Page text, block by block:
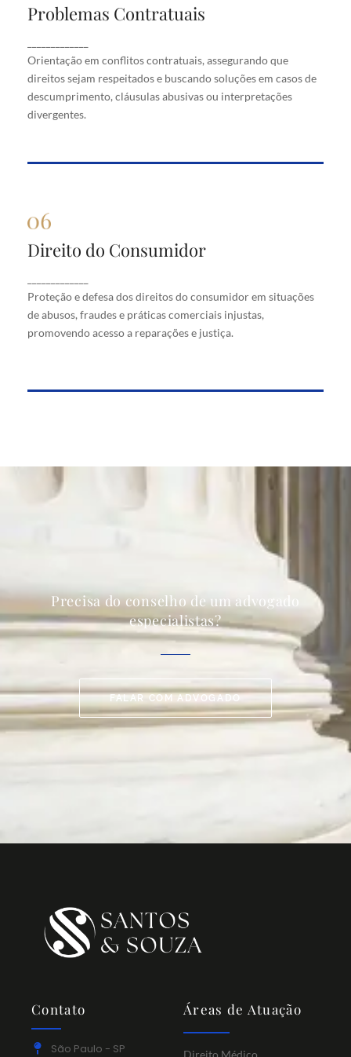
Problemas Contratuais
Orientação em conflitos contratuais, assegurando que
direitos sejam respeitados e buscando soluções em casos de
descumprimento, cláusulas abusivas ou interpretações
divergentes.
Problemas Contratuais
que direitos sejam respeitados e buscando soluções
em casos de descumprimento, cláusulas abusivas
ou interpretações divergentes.
Direito do Consumidor
Proteção e defesa dos direitos do consumidor em situações
de abusos, fraudes e práticas comerciais injustas,
promovendo acesso a reparações e justiça.
Direito do Consumidor
situações de abusos, fraudes e práticas comerciais
injustas, promovendo acesso a reparações e justiça.
Precisa do conselho de um advogado
especialistas?
FALAR COM ADVOGADO
Contato
São Paulo - SP
Áreas de Atuação
Direito Médico